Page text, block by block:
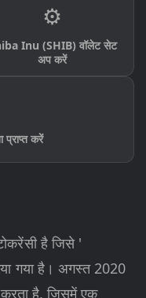
⚙️
Inu (SHIB) वॉलेट सेट
अप करें
करें
है जिसे '
गया है। अगस्त 2020
करता है, जिसमें एक